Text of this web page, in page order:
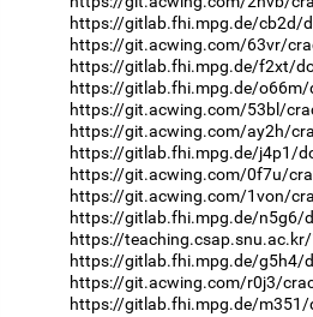
https://gitlab.fhi.mpg.de/cb2d/
https://git.acwing.com/63vr/
https://gitlab.fhi.mpg.de/f2xt/
https://gitlab.fhi.mpg.de/
https://git.acwing.com/53bl/
https://git.acwing.com/ay2h/
https://gitlab.fhi.mpg.de/j4p1/
https://git.acwing.com/0f7u/
https://git.acwing.com/1von/
https://gitlab.fhi.mpg.de/n5g6/
https://
https://gitlab.fhi.mpg.de/g5h4/
https://git.acwing.com/r0j3/
https://gitlab.fhi.mpg.de/